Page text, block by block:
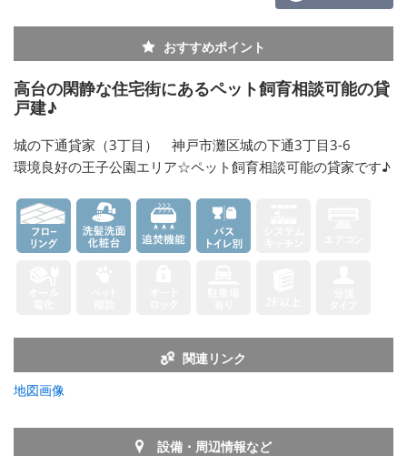
おすすめポイント
高台の閑静な住宅街にあるペット飼育相談可能の貸
戸建♪
城の下通貸家（3丁目） 神戸市灘区城の下通3丁目3-6
環境良好の王子公園エリア☆ペット飼育相談可能の貸家です♪
関連リンク
地図画像
設備・周辺情報など